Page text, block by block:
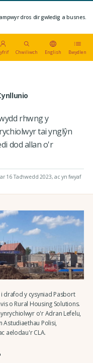
dros dir gwledig a busnes.
Chwiliwch English Bwydlen
rhwng y
tai ynglŷn
dod allan o'r
16 Tachwedd 2023, ac yn fwyaf
drafod y cysyniad Pasbort
o Rural Housing Solutions.
o'r Adran Lefelu,
Astudiaethau Polisi,
aelodau'r CLA.